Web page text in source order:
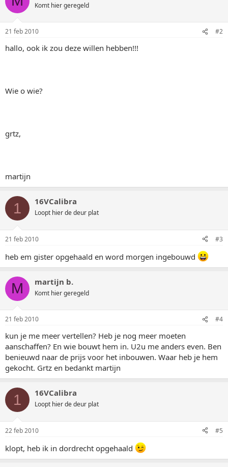
Komt hier geregeld
21 feb 2010 #2
hallo, ook ik zou deze willen hebben!!!
Wie o wie?
grtz,
martijn
1 16VCalibra
Loopt hier de deur plat
21 feb 2010 #3
heb em gister opgehaald en word morgen ingebouwd
M martijn b.
Komt hier geregeld
21 feb 2010 #4
kun je me meer vertellen? Heb je nog meer moeten
aanschaffen? En wie bouwt hem in. U2u me anders even. Ben
benieuwd naar de prijs voor het inbouwen. Waar heb je hem
gekocht. Grtz en bedankt martijn
1 16VCalibra
Loopt hier de deur plat
22 feb 2010 #5
klopt, heb ik in dordrecht opgehaald